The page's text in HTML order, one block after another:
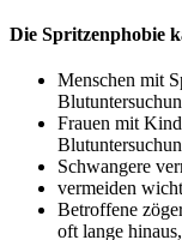
Die Spritzenphobie
Menschen mit
Frauen mit
Schwangere
vermeiden
Betroffene
oft lange